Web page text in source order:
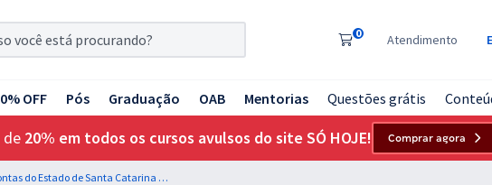
0 Atendimento
OFF Pós Graduação OAB Mentorias Questões grátis
de 20% em todos os cursos avulsos do site SÓ HOJE! Comprar agora
TCE SC - Tribunal de Contas do Estado de Santa Catarina - Legislação Aplicável ao Tribunal de Contas do Estado de Santa Catarina para o cargo de Auditor Fiscal de Controle Externo - Administração - Professor Eduardo Galante